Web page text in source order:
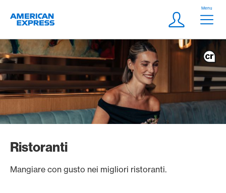
Logo
Meta
Login
Menu
Ristoranti
Mangiare con gusto nei migliori ristoranti.